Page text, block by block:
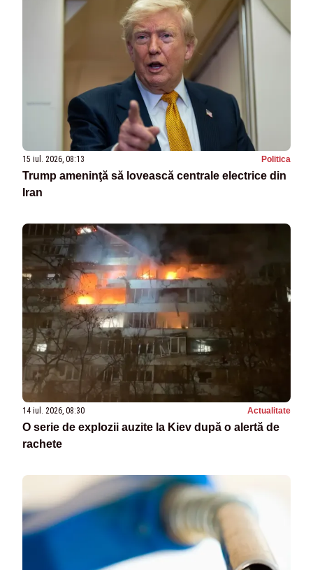
15 iul. 2026, 08:13 Politica
Trump ameninţă să lovească centrale electrice din
Iran
14 iul. 2026, 08:30 Actualitate
O serie de explozii auzite la Kiev după o alertă de
rachete